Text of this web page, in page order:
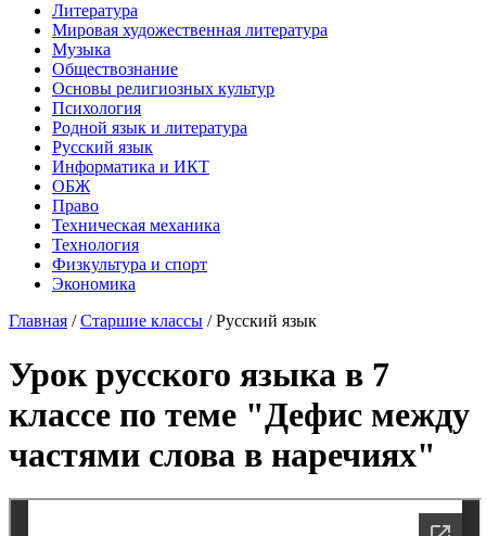
Литература
Мировая художественная литература
Музыка
Обществознание
Основы религиозных культур
Психология
Родной язык и литература
Русский язык
Информатика и ИКТ
ОБЖ
Право
Техническая механика
Технология
Физкультура и спорт
Экономика
Главная /Старшие классы /Русский язык
Урок русского языка в 7
классе по теме "Дефис между
частями слова в наречиях"